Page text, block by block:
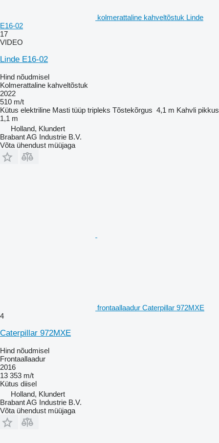
kolmerattaline kahveltõstuk Linde
E16-02
17
VIDEO
Linde E16-02
Hind nõudmisel
Kolmerattaline kahveltõstuk
2022
510 m/t
Kütus elektriline Masti tüüp tripleks Tõstekõrgus 4,1 m Kahvli pikkus
1,1 m
Holland, Klundert
Brabant AG Industrie B.V.
Võta ühendust müüjaga
frontaallaadur Caterpillar 972MXE
4
Caterpillar 972MXE
Hind nõudmisel
Frontaallaadur
2016
13 353 m/t
Kütus diisel
Holland, Klundert
Brabant AG Industrie B.V.
Võta ühendust müüjaga